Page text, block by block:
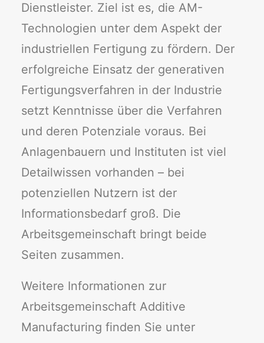
Dienstleister. Ziel ist es, die AM-
Technologien unter dem Aspekt der
industriellen Fertigung zu fördern. Der
erfolgreiche Einsatz der generativen
Fertigungsverfahren in der Industrie
setzt Kenntnisse über die Verfahren
und deren Potenziale voraus. Bei
Anlagenbauern und Instituten ist viel
Detailwissen vorhanden – bei
potenziellen Nutzern ist der
Informationsbedarf groß. Die
Arbeitsgemeinschaft bringt beide
Seiten zusammen.
Weitere Informationen zur
Arbeitsgemeinschaft Additive
Manufacturing finden Sie unter